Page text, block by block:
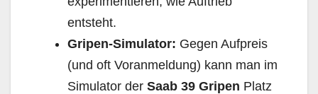
entsteht.
Gripen-Simulator: Gegen Aufpreis
(und oft Voranmeldung) kann man im
Simulator der Saab 39 Gripen Platz